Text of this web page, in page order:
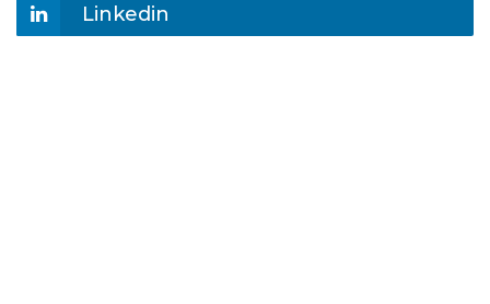
Linkedin